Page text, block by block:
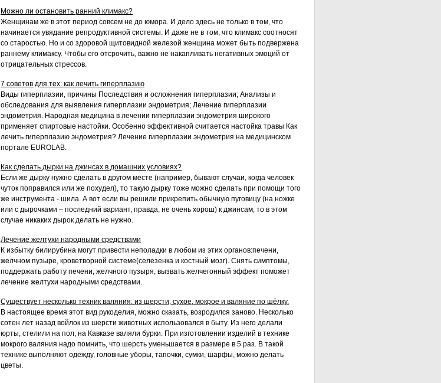
Можно ли остановить ранний климакс?
Женщинам же в этот период совсем не до юмора. И дело здесь не только в том, что
начинается увядание репродуктивной системы. И даже не в том, что климакс соотносят
со старостью. Но и со здоровой щитовидной железой женщина может быть подвержена
раннему климаксу. Чтобы его отсрочить, важно не накапливать негативных эмоций от
отрицательных стрессов.
7 советов для тех: как лечить гиперплазию
Виды гиперплазии, причины Последствия и осложнения гиперплазии; Анализы и
обследования для выявления гиперплазии эндометрия; Лечение гиперплазии
эндометрия. Народная медицина в лечении гиперплазии эндометрия широкого
применяет спиртовые настойки. Особенно эффективной считается настойка травы Как
лечить гиперплазию эндометрия? Лечение гиперплазии эндометрия на медицинском
портале EUROLAB.
Как сделать дырки на джинсах в домашних условиях?
Если же дырку нужно сделать в другом месте (например, бывают случаи, когда человек
чуток поправился или же похудел), то такую дырку тоже можно сделать при помощи того
же инструмента - шила. А вот если вы решили прикрепить обычную пуговицу (на ножке
или с дырочками – последний вариант, правда, не очень хорош) к джинсам, то в этом
случае никаких дырок делать не нужно.
Лечение желтухи народными средствами
К избытку билирубина могут привести неполадки в любом из этих органов:печени,
желчном пузыре, кроветворной системе(селезенка и костный мозг). Снять симптомы,
поддержать работу печени, желчного пузыря, вызвать желчегонный эффект поможет
лечение желтухи народными средствами.
Существует несколько техник валяния: из шерсти, сухое, мокрое и валяние по шёлку.
В настоящее время этот вид рукоделия, можно сказать, возродился заново. Несколько
сотен лет назад войлок из шерсти животных использовался в быту. Из него делали
юрты, стелили на пол, на Кавказе валяли бурки. При изготовлении изделий в технике
мокрого валяния надо помнить, что шерсть уменьшается в размере в 5 раз. В такой
технике выполняют одежду, головные уборы, тапочки, сумки, шарфы, можно делать
цветы.